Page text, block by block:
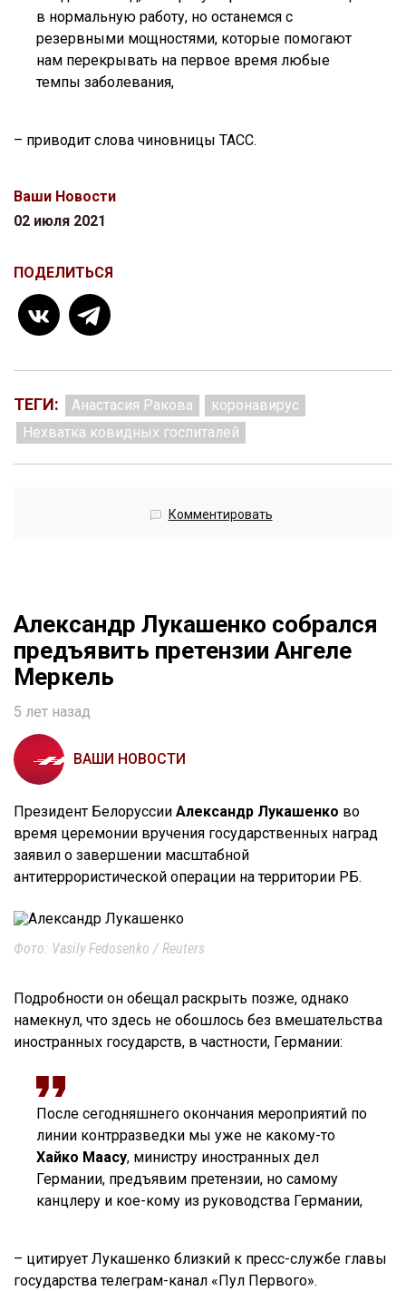
в нормальную работу, но останемся с
резервными мощностями, которые помогают
нам перекрывать на первое время любые
темпы заболевания,
– приводит слова чиновницы ТАСС.
Ваши Новости
02 июля 2021
ПОДЕЛИТЬСЯ
ТЕГИ: Анастасия Ракова
коронавирус
Нехватка ковидных госпиталей
Комментировать
Александр Лукашенко собрался
предъявить претензии Ангеле
Меркель
5 лет назад
ВАШИ НОВОСТИ
Президент Белоруссии Александр Лукашенко во
время церемонии вручения государственных наград
заявил о завершении масштабной
антитеррористической операции на территории РБ.
Фото: Vasily Fedosenko / Reuters
Подробности он обещал раскрыть позже, однако
намекнул, что здесь не обошлось без вмешательства
иностранных государств, в частности, Германии:
После сегодняшнего окончания мероприятий по
линии контрразведки мы уже не какому-то
Хайко Маасу, министру иностранных дел
Германии, предъявим претензии, но самому
канцлеру и кое-кому из руководства Германии,
– цитирует Лукашенко близкий к пресс-службе главы
государства телеграм-канал «Пул Первого».